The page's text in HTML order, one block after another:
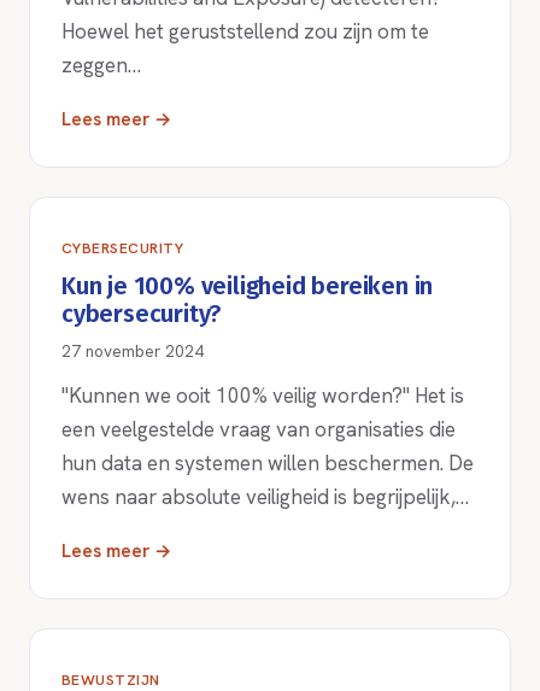
Hoewel het geruststellend zou zijn om te
zeggen…
Lees meer →
CYBERSECURITY
Kun je 100% veiligheid bereiken in
cybersecurity?
27 november 2024
"Kunnen we ooit 100% veilig worden?" Het is
een veelgestelde vraag van organisaties die
hun data en systemen willen beschermen. De
wens naar absolute veiligheid is begrijpelijk,…
Lees meer →
BEWUSTZIJN